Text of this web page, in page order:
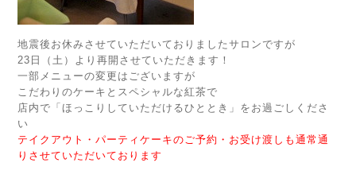
地震後お休みさせていただいておりましたサロンですが
23日（土）より再開させていただきます！
一部メニューの変更はございますが
こだわりのケーキとスペシャルな紅茶で
店内で「ほっこりしていただけるひととき」をお過ごしくださ
い
テイクアウト・パーティケーキのご予約・お受け渡しも通常通
りさせていただいております